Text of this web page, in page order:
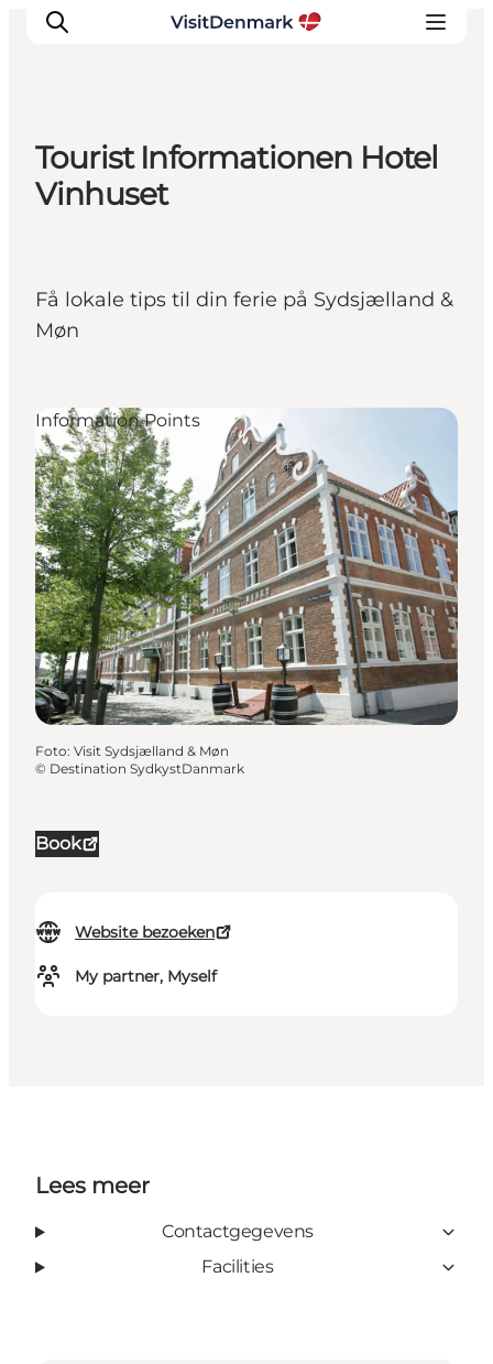
Inspiratie
Plan je reis
Tourist Informationen Hotel
Vinhuset
Få lokale tips til din ferie på Sydsjælland &
Møn
Book
Website bezoeken
My partner, Myself
Information Points
Foto: Visit Sydsjælland & Møn
© Destination SydkystDanmark
Lees meer
Contactgegevens
Facilities